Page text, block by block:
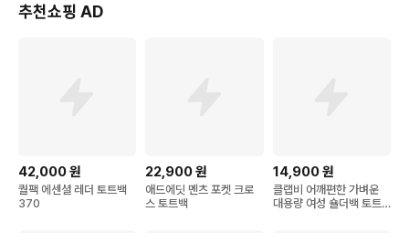
추천쇼핑 AD
42,000원
퀄팩 에센셜 레더 토트백
370
22,900원
애드에딧 멘츠 포켓 크로
스 토트백
14,900원
클랩비 어깨편한 가벼운
대용량 여성 숄더백 토트